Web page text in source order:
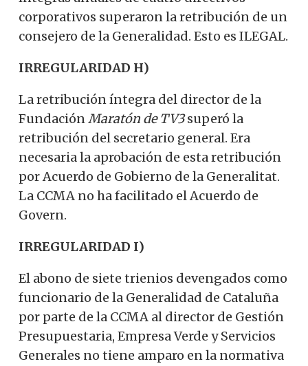
corporativos superaron la retribución de un
consejero de la Generalidad. Esto es ILEGAL.
IRREGULARIDAD H)
La retribución íntegra del director de la
FundaciónMaratón de TV3superó la
retribución del secretario general. Era
necesaria la aprobación de esta retribución
por Acuerdo de Gobierno de la Generalitat.
La CCMA no ha facilitado el Acuerdo de
Govern.
IRREGULARIDAD I)
El abono de siete trienios devengados como
funcionario de la Generalidad de Cataluña
por parte de la CCMA al director de Gestión
Presupuestaria, Empresa Verde y Servicios
Generales no tiene amparo en la normativa